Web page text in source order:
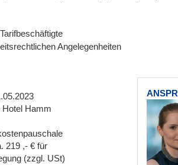
Angelegenheiten
Hamm
219 ,- € für
(zzgl. USt)